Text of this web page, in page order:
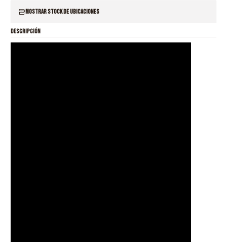
Mostrar stock de ubicaciones
DESCRIPCIÓN